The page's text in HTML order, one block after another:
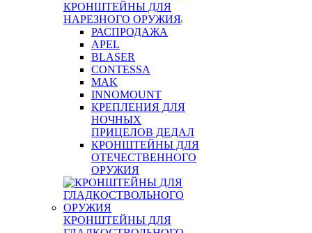
КРОНШТЕЙНЫ ДЛЯ
НАРЕЗНОГО ОРУЖИЯ
РАСПРОДАЖА
APEL
BLASER
CONTESSA
MAK
INNOMOUNT
КРЕПЛЕНИЯ ДЛЯ
НОЧНЫХ
ПРИЦЕЛОВ ДЕДАЛ
КРОНШТЕЙНЫ ДЛЯ
ОТЕЧЕСТВЕННОГО
ОРУЖИЯ
КРОНШТЕЙНЫ ДЛЯ